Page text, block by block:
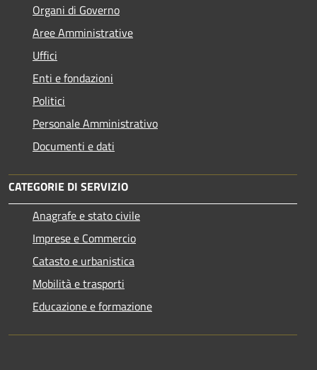
Organi di Governo
Aree Amministrative
Uffici
Enti e fondazioni
Politici
Personale Amministrativo
Documenti e dati
CATEGORIE DI SERVIZIO
Anagrafe e stato civile
Imprese e Commercio
Catasto e urbanistica
Mobilità e trasporti
Educazione e formazione